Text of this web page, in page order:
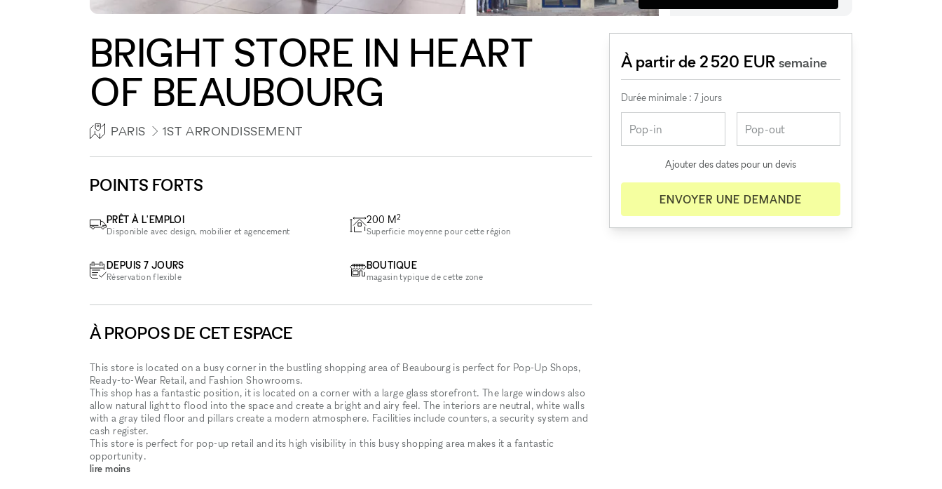
BRIGHT STORE IN HEART
OF BEAUBOURG
PARIS 1ST ARRONDISSEMENT
POINTS FORTS
PRÊT À L'EMPLOI
Disponible avec design, mobilier et agencement
DEPUIS 7 JOURS
Réservation flexible
200 M2
Superficie moyenne pour cette région
BOUTIQUE
magasin typique de cette zone
À PROPOS DE CET ESPACE
This store is located on a busy corner in the bustling shopping area of Beaubourg is perfect for Pop-Up Shops,
Ready-to-Wear Retail, and Fashion Showrooms.
This shop has a fantastic position, it is located on a corner with a large glass storefront. The large windows also
allow natural light to flood into the space and create a bright and airy feel. The interiors are neutral, white walls
with a gray tiled floor and pillars create a modern atmosphere. Facilities include counters, a security system and
cash register.
This store is perfect for pop-up retail and its high visibility in this busy shopping area makes it a fantastic
opportunity.
lire moins
À partir de 2 520 EURsemaine
Durée minimale : 7 jours
Ajouter des dates pour un devis
ENVOYER UNE DEMANDE